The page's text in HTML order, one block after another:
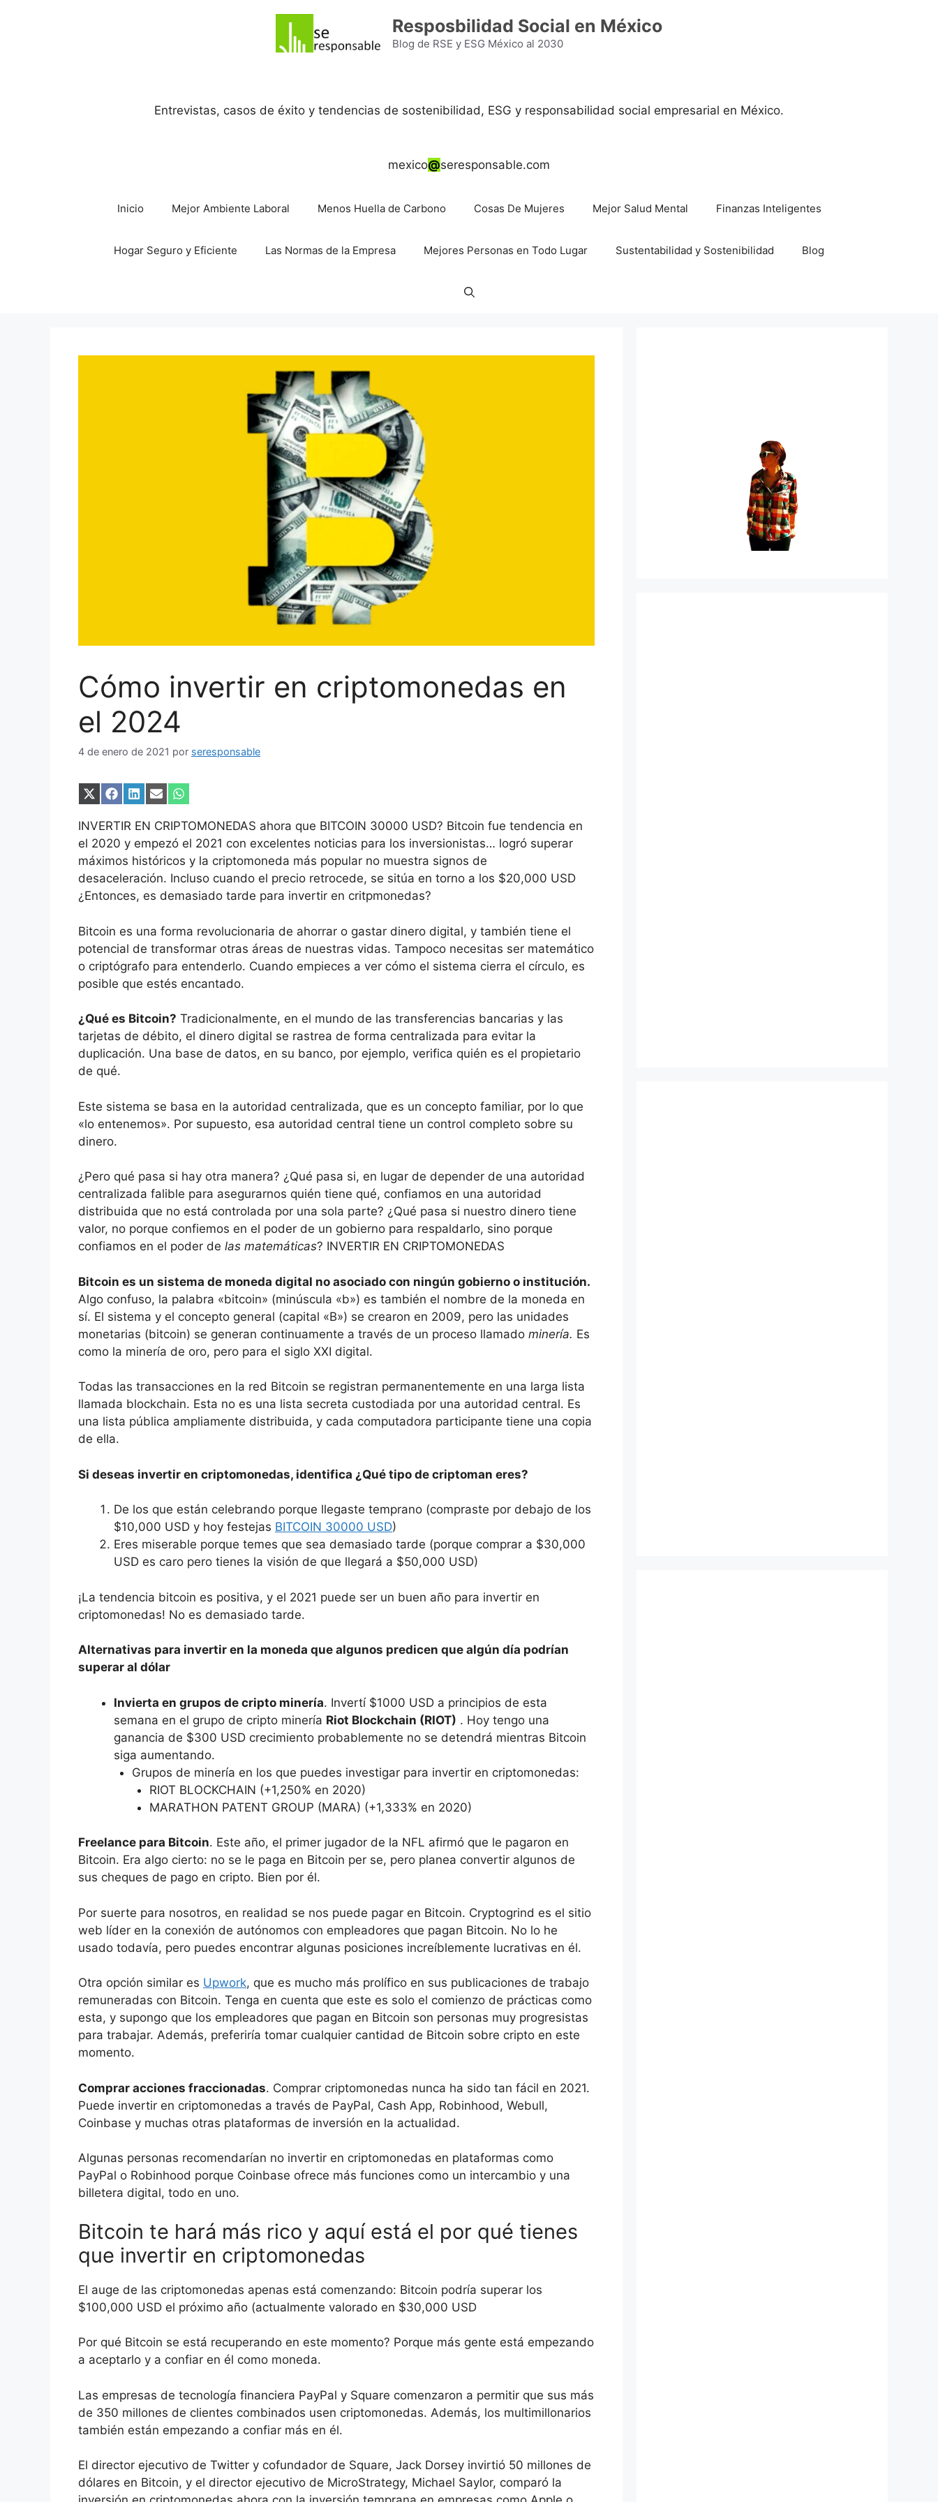
Resposbilidad Social en México
Blog de RSE y ESG México al 2030
Entrevistas, casos de éxito y tendencias de sostenibilidad, ESG y responsabilidad social empresarial en México.
mexico@seresponsable.com
Inicio Mejor Ambiente Laboral Menos Huella de Carbono Cosas De Mujeres Mejor Salud Mental Finanzas Inteligentes
Hogar Seguro y Eficiente Las Normas de la Empresa Mejores Personas en Todo Lugar Sustentabilidad y Sostenibilidad Blog
Cómo invertir en criptomonedas en
el 2024
4 de enero de 2021 por seresponsable
Compartir
X
(Twitter)
Compartir
Facebook
Compartir
LinkedIn
Compartir
Email
Compartir
WhatsApp
INVERTIR EN CRIPTOMONEDAS ahora que BITCOIN 30000 USD? Bitcoin fue tendencia en
el 2020 y empezó el 2021 con excelentes noticias para los inversionistas… logró superar
máximos históricos y la criptomoneda más popular no muestra signos de
desaceleración. Incluso cuando el precio retrocede, se sitúa en torno a los $20,000 USD
¿Entonces, es demasiado tarde para invertir en critpmonedas?
Bitcoin es una forma revolucionaria de ahorrar o gastar dinero digital, y también tiene el
potencial de transformar otras áreas de nuestras vidas. Tampoco necesitas ser matemático
o criptógrafo para entenderlo. Cuando empieces a ver cómo el sistema cierra el círculo, es
posible que estés encantado.
¿Qué es Bitcoin? Tradicionalmente, en el mundo de las transferencias bancarias y las
tarjetas de débito, el dinero digital se rastrea de forma centralizada para evitar la
duplicación. Una base de datos, en su banco, por ejemplo, verifica quién es el propietario
de qué.
Este sistema se basa en la autoridad centralizada, que es un concepto familiar, por lo que
«lo entenemos». Por supuesto, esa autoridad central tiene un control completo sobre su
dinero.
¿Pero qué pasa si hay otra manera? ¿Qué pasa si, en lugar de depender de una autoridad
centralizada falible para asegurarnos quién tiene qué, confiamos en una autoridad
distribuida que no está controlada por una sola parte? ¿Qué pasa si nuestro dinero tiene
valor, no porque confiemos en el poder de un gobierno para respaldarlo, sino porque
confiamos en el poder de las matemáticas? INVERTIR EN CRIPTOMONEDAS
Bitcoin es un sistema de moneda digital no asociado con ningún gobierno o institución.
Algo confuso, la palabra «bitcoin» (minúscula «b») es también el nombre de la moneda en
sí. El sistema y el concepto general (capital «B») se crearon en 2009, pero las unidades
monetarias (bitcoin) se generan continuamente a través de un proceso llamado minería. Es
como la minería de oro, pero para el siglo XXI digital.
Todas las transacciones en la red Bitcoin se registran permanentemente en una larga lista
llamada blockchain. Esta no es una lista secreta custodiada por una autoridad central. Es
una lista pública ampliamente distribuida, y cada computadora participante tiene una copia
de ella.
Si deseas invertir en criptomonedas, identifica ¿Qué tipo de criptoman eres?
De los que están celebrando porque llegaste temprano (compraste por debajo de los
$10,000 USD y hoy festejas BITCOIN 30000 USD)
Eres miserable porque temes que sea demasiado tarde (porque comprar a $30,000
USD es caro pero tienes la visión de que llegará a $50,000 USD)
¡La tendencia bitcoin es positiva, y el 2021 puede ser un buen año para invertir en
criptomonedas! No es demasiado tarde.
Alternativas para invertir en la moneda que algunos predicen que algún día podrían
superar al dólar
Invierta en grupos de cripto minería. Invertí $1000 USD a principios de esta
semana en el grupo de cripto minería Riot Blockchain (RIOT) . Hoy tengo una
ganancia de $300 USD crecimiento probablemente no se detendrá mientras Bitcoin
siga aumentando.
Grupos de minería en los que puedes investigar para invertir en criptomonedas:
RIOT BLOCKCHAIN (+1,250% en 2020)
MARATHON PATENT GROUP (MARA) (+1,333% en 2020)
Freelance para Bitcoin. Este año, el primer jugador de la NFL afirmó que le pagaron en
Bitcoin. Era algo cierto: no se le paga en Bitcoin per se, pero planea convertir algunos de
sus cheques de pago en cripto. Bien por él.
Por suerte para nosotros, en realidad se nos puede pagar en Bitcoin. Cryptogrind es el sitio
web líder en la conexión de autónomos con empleadores que pagan Bitcoin. No lo he
usado todavía, pero puedes encontrar algunas posiciones increíblemente lucrativas en él.
Otra opción similar es Upwork, que es mucho más prolífico en sus publicaciones de trabajo
remuneradas con Bitcoin. Tenga en cuenta que este es solo el comienzo de prácticas como
esta, y supongo que los empleadores que pagan en Bitcoin son personas muy progresistas
para trabajar. Además, preferiría tomar cualquier cantidad de Bitcoin sobre cripto en este
momento.
Comprar acciones fraccionadas. Comprar criptomonedas nunca ha sido tan fácil en 2021.
Puede invertir en criptomonedas a través de PayPal, Cash App, Robinhood, Webull,
Coinbase y muchas otras plataformas de inversión en la actualidad.
Algunas personas recomendarían no invertir en criptomonedas en plataformas como
PayPal o Robinhood porque Coinbase ofrece más funciones como un intercambio y una
billetera digital, todo en uno.
Bitcoin te hará más rico y aquí está el por qué tienes
que invertir en criptomonedas
El auge de las criptomonedas apenas está comenzando: Bitcoin podría superar los
$100,000 USD el próximo año (actualmente valorado en $30,000 USD
Por qué Bitcoin se está recuperando en este momento? Porque más gente está empezando
a aceptarlo y a confiar en él como moneda.
Las empresas de tecnología financiera PayPal y Square comenzaron a permitir que sus más
de 350 millones de clientes combinados usen criptomonedas. Además, los multimillonarios
también están empezando a confiar más en él.
El director ejecutivo de Twitter y cofundador de Square, Jack Dorsey invirtió 50 millones de
dólares en Bitcoin, y el director ejecutivo de MicroStrategy, Michael Saylor, comparó la